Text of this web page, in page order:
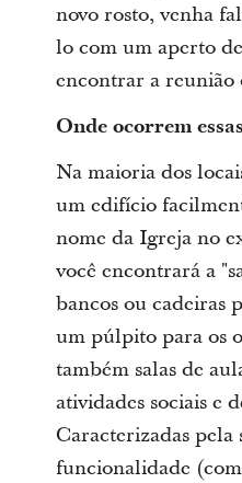
novo rosto, venha
lo com um aperto
encontrar a reunião
Onde ocorrem
Na maioria dos
um edifício
nome da Igreja no
você encontrará a
bancos ou cadeiras
um púlpito para os
também salas de
atividades sociais e
Caracterizadas pela
funcionalidade